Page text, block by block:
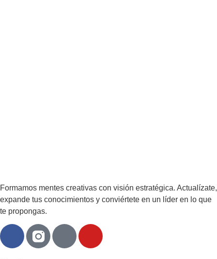
Formamos mentes creativas con visión estratégica. Actualízate,
expande tus conocimientos y conviértete en un líder en lo que
te propongas.